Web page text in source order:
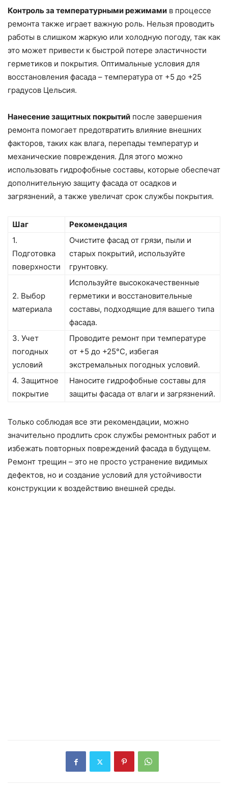
Контроль за температурными режимами в процессе
ремонта также играет важную роль. Нельзя проводить
работы в слишком жаркую или холодную погоду, так как
это может привести к быстрой потере эластичности
герметиков и покрытия. Оптимальные условия для
восстановления фасада – температура от +5 до +25
градусов Цельсия.
Нанесение защитных покрытий после завершения
ремонта помогает предотвратить влияние внешних
факторов, таких как влага, перепады температур и
механические повреждения. Для этого можно
использовать гидрофобные составы, которые обеспечат
дополнительную защиту фасада от осадков и
загрязнений, а также увеличат срок службы покрытия.
Шаг
Рекомендация
1.
Подготовка
поверхности
Очистите фасад от грязи, пыли и
старых покрытий, используйте
грунтовку.
2. Выбор
материала
Используйте высококачественные
герметики и восстановительные
составы, подходящие для вашего типа
фасада.
3. Учет
погодных
условий
Проводите ремонт при температуре
от +5 до +25°C, избегая
экстремальных погодных условий.
4. Защитное
покрытие
Наносите гидрофобные составы для
защиты фасада от влаги и загрязнений.
Только соблюдая все эти рекомендации, можно
значительно продлить срок службы ремонтных работ и
избежать повторных повреждений фасада в будущем.
Ремонт трещин – это не просто устранение видимых
дефектов, но и создание условий для устойчивости
конструкции к воздействию внешней среды.